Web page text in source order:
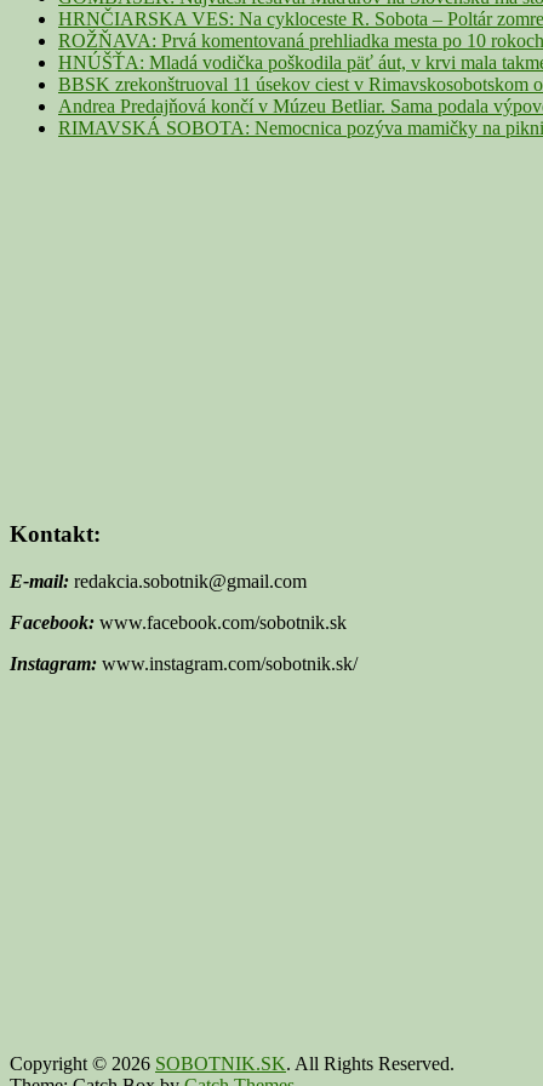
HRNČIARSKA VES: Na cykloceste R. Sobota – Poltár
ROŽŇAVA: Prvá komentovaná prehliadka mesta po 10
HNÚŠŤA: Mladá vodička poškodila päť áut, v krvi mala
BBSK zrekonštruoval 11 úsekov ciest v
Andrea Predajňová končí v Múzeu Betliar. Sama podala
RIMAVSKÁ SOBOTA: Nemocnica pozýva mamičky na
Kontakt:
E-mail: redakcia.sobotnik@gmail.com
Facebook: www.facebook.com/sobotnik.sk
Instagram: www.instagram.com/sobotnik.sk/
Copyright © 2026 SOBOTNIK.SK. All Rights Reserved.